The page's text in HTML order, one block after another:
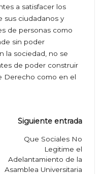
a satisfacer los
sus ciudadanos y
de personas como
sin poder
la sociedad, no se
de poder construir
Derecho como en el
Siguiente entrada
Que Sociales No
Legitime el
Adelantamiento de la
Asamblea Universitaria